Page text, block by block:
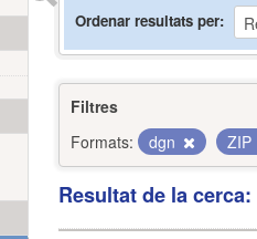
Ordenar resultats per
Filtres
Formats:
dgn ZIP
Resultat de la